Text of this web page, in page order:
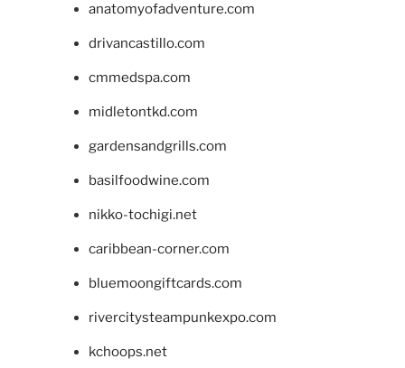
anatomyofadventure.com
drivancastillo.com
cmmedspa.com
midletontkd.com
gardensandgrills.com
basilfoodwine.com
nikko-tochigi.net
caribbean-corner.com
bluemoongiftcards.com
rivercitysteampunkexpo.com
kchoops.net